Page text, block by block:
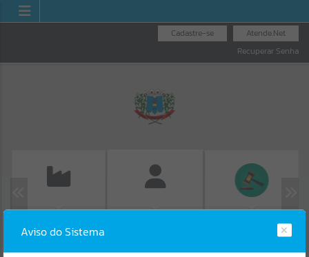
Atende.Net
Cadastre-se
Recuperar Senha
ISS/ALVARÁ
Aviso do Sistema
Erro